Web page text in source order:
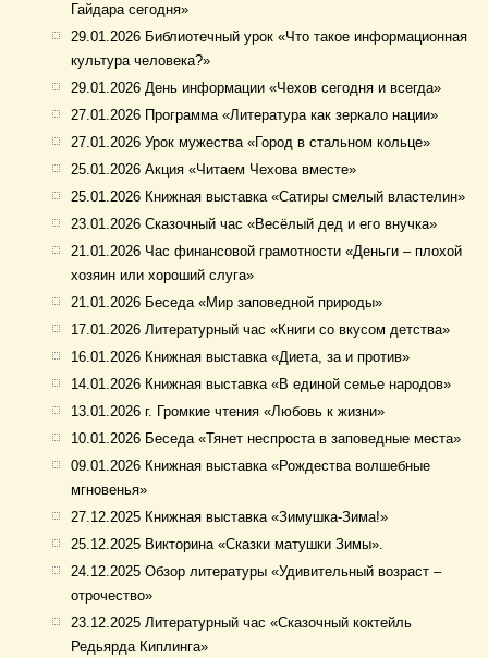
Гайдара сегодня»
29.01.2026 Библиотечный урок «Что такое информационная
культура человека?»
29.01.2026 День информации «Чехов сегодня и всегда»
27.01.2026 Программа «Литература как зеркало нации»
27.01.2026 Урок мужества «Город в стальном кольце»
25.01.2026 Акция «Читаем Чехова вместе»
25.01.2026 Книжная выставка «Сатиры смелый властелин»
23.01.2026 Сказочный час «Весёлый дед и его внучка»
21.01.2026 Час финансовой грамотности «Деньги – плохой
хозяин или хороший слуга»
21.01.2026 Беседа «Мир заповедной природы»
17.01.2026 Литературный час «Книги со вкусом детства»
16.01.2026 Книжная выставка «Диета, за и против»
14.01.2026 Книжная выставка «В единой семье народов»
13.01.2026 г. Громкие чтения «Любовь к жизни»
10.01.2026 Беседа «Тянет неспроста в заповедные места»
09.01.2026 Книжная выставка «Рождества волшебные
мгновенья»
27.12.2025 Книжная выставка «Зимушка-Зима!»
25.12.2025 Викторина «Сказки матушки Зимы».
24.12.2025 Обзор литературы «Удивительный возраст –
отрочество»
23.12.2025 Литературный час «Сказочный коктейль
Редьярда Киплинга»